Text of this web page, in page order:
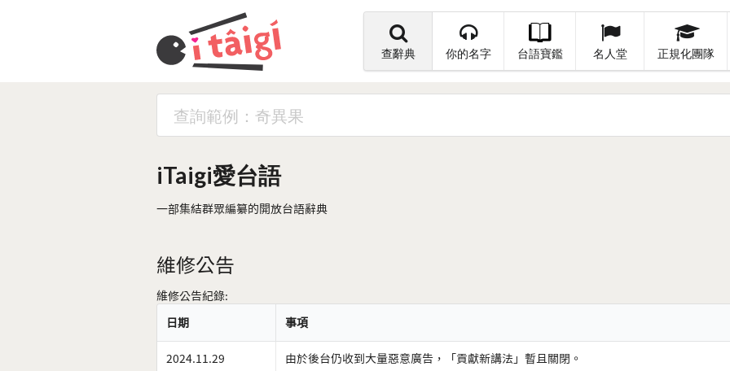
查辭典 你的名字 台語寶鑑 名人堂 正規化團隊
iTaigi愛台語
一部集結群眾編纂的開放台語辭典
維修公告
維修公告紀錄:
日期
事項
2024.11.29 由於後台仍收到大量惡意廣告，「貢獻新講法」暫且關閉。